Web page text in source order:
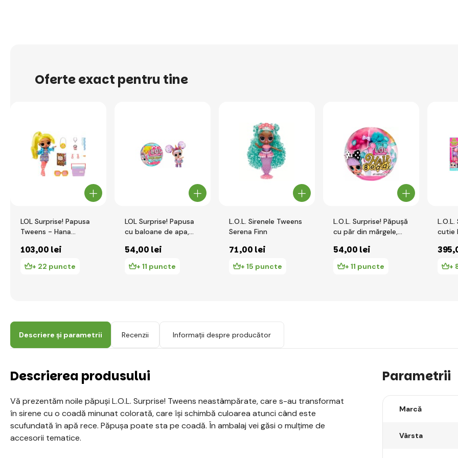
Oferte exact pentru tine
LOL Surprise! Papusa
Tweens - Hana
103,00 lei
+ 22 puncte
LOL Surprise! Papusa
cu baloane de apa,
54,00 lei
+ 11 puncte
L.O.L. Sirenele Tweens
Serena Finn
71,00 lei
+ 15 puncte
L.O.L. Surprise! Păpușă
cu păr din mărgele,
54,00 lei
+ 11 puncte
cutie
395
+
Descriere și parametrii Recenzii Informații despre producător
Descrierea produsului
Vă prezentăm noile păpuși L.O.L. Surprise! Tweens neastâmpărate, care s-au transformat
în sirene cu o coadă minunat colorată, care își schimbă culoarea atunci când este
scufundată în apă rece. Păpușa poate sta pe coadă. În ambalaj vei găsi o mulțime de
accesorii tematice.
Parametrii
Marcă
Vârsta